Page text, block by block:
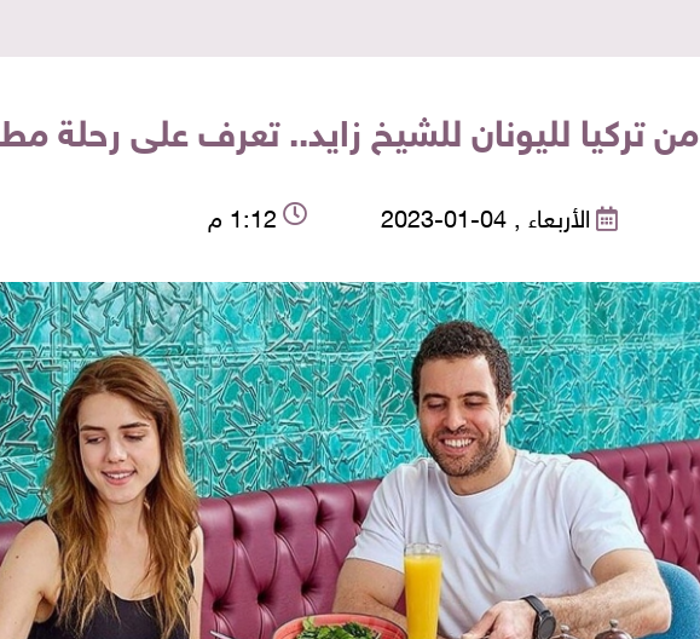
من تركيا لليونان للشيخ زايد.. تعرف على رحلة
الأربعاء , 04-01-2023 1:12 م